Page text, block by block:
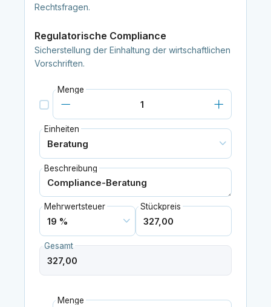
Rechtsfragen.
Regulatorische Compliance
Sicherstellung der Einhaltung der wirtschaftlichen
Vorschriften.
Menge
Einheiten
Beschreibung
Mehrwertsteuer Stückpreis
Gesamt
Menge